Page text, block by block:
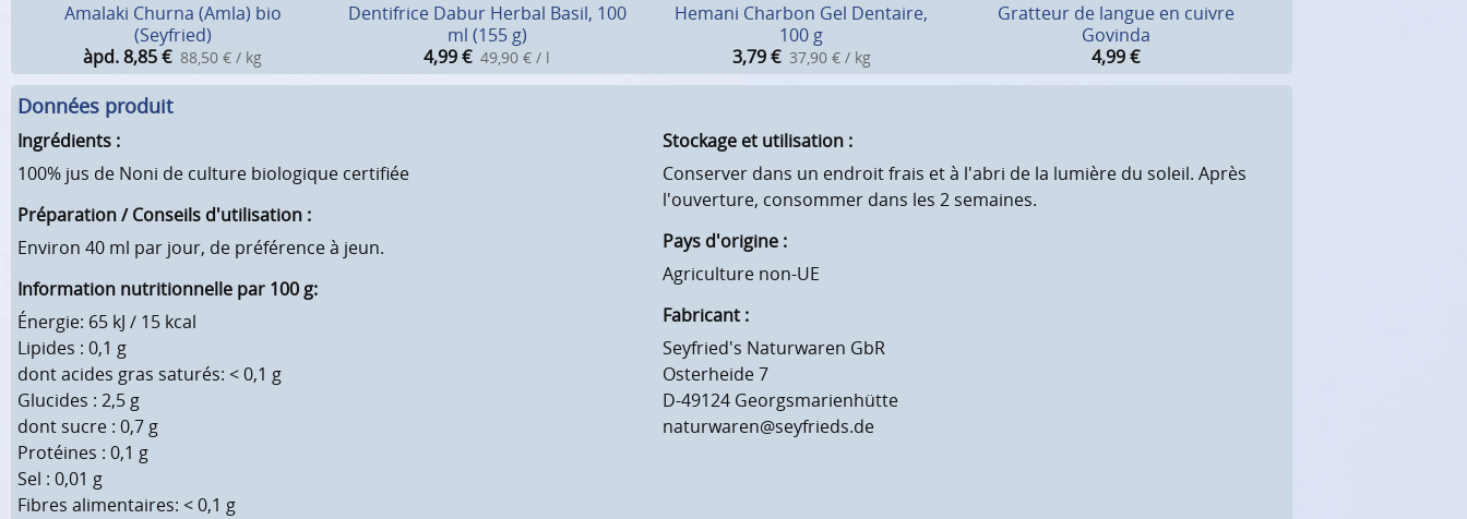
Amalaki Churna (Amla) bio
(Seyfried)
àpd. 8,85€ 88,50 € / kg
Dentifrice Dabur Herbal Basil, 100
ml (155 g)
4,99€ 49,90 € / l
Hemani Charbon Gel Dentaire,
100 g
3,79 € 37,90 € / kg
Gratteur de langue en cuivre
Govinda
4,99€
Données produit
Ingrédients :
100% jus de Noni de culture biologique certifiée
Préparation / Conseils d'utilisation :
Environ 40 ml par jour, de préférence à jeun.
Information nutritionnelle par 100 g:
Énergie: 65 kJ / 15 kcal
Lipides : 0,1 g
dont acides gras saturés: < 0,1 g
Glucides : 2,5 g
dont sucre : 0,7 g
Protéines : 0,1 g
Sel : 0,01 g
Fibres alimentaires: < 0,1 g
Stockage et utilisation :
Conserver dans un endroit frais et à l'abri de la lumière du soleil. Après
l'ouverture, consommer dans les 2 semaines.
Pays d'origine :
Agriculture non-UE
Fabricant :
Seyfried's Naturwaren GbR
Osterheide 7
D-49124 Georgsmarienhütte
naturwaren@seyfrieds.de